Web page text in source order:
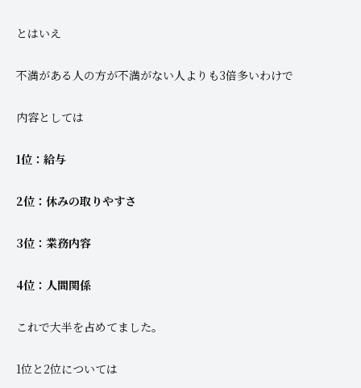
とはいえ
不満がある人の方が不満がない人よりも3倍多いわけで
内容としては
1位：給与
2位：休みの取りやすさ
3位：業務内容
4位：人間関係
これで大半を占めてました。
1位と2位については